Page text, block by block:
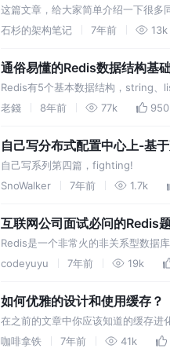
这篇文章，给大家简单介绍一下很多
读一些源码来提升自己的技术水平
石杉的架构笔记 7年前 13k
通俗易懂的Redis数据结构基
Redis有5个基本数据结构，string、
个数据结构都吃透了，你就掌握了
老錢 8年前 77k 950
自己写分布式配置中心上-基
自己写系列第四篇，fighting!
SnoWalker
7年前 1.7k
互联网公司面试必问的Redis
Redis是一个非常火的非关系型数据
官的经验，总结几个必须要掌握的
codeyuyu 7年前 19k
如何优雅的设计和使用缓存？
在之前的文章中你应该知道的缓存进
如何用好这些工具，本篇将介绍如何
咖啡拿铁 7年前 41k